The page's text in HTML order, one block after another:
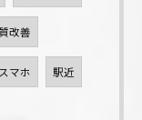
改善
マホ 駅近